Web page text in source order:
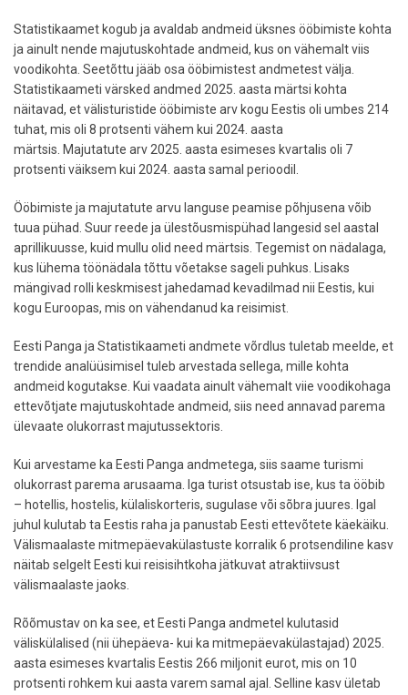
Statistikaamet kogub ja avaldab andmeid üksnes ööbimiste kohta
ja ainult nende majutuskohtade andmeid, kus on vähemalt viis
voodikohta. Seetõttu jääb osa ööbimistest andmetest välja.
Statistikaameti värsked andmed 2025. aasta märtsi kohta
näitavad, et välisturistide ööbimiste arv kogu Eestis oli umbes 214
tuhat, mis oli 8 protsenti vähem kui 2024. aasta
märtsis. Majutatute arv 2025. aasta esimeses kvartalis oli 7
protsenti väiksem kui 2024. aasta samal perioodil.
Ööbimiste ja majutatute arvu languse peamise põhjusena võib
tuua pühad. Suur reede ja ülestõusmispühad langesid sel aastal
aprillikuusse, kuid mullu olid need märtsis. Tegemist on nädalaga,
kus lühema töönädala tõttu võetakse sageli puhkus. Lisaks
mängivad rolli keskmisest jahedamad kevadilmad nii Eestis, kui
kogu Euroopas, mis on vähendanud ka reisimist.
Eesti Panga ja Statistikaameti andmete võrdlus tuletab meelde, et
trendide analüüsimisel tuleb arvestada sellega, mille kohta
andmeid kogutakse. Kui vaadata ainult vähemalt viie voodikohaga
ettevõtjate majutuskohtade andmeid, siis need annavad parema
ülevaate olukorrast majutussektoris.
Kui arvestame ka Eesti Panga andmetega, siis saame turismi
olukorrast parema arusaama. Iga turist otsustab ise, kus ta ööbib
– hotellis, hostelis, külaliskorteris, sugulase või sõbra juures. Igal
juhul kulutab ta Eestis raha ja panustab Eesti ettevõtete käekäiku.
Välismaalaste mitmepäevakülastuste korralik 6 protsendiline kasv
näitab selgelt Eesti kui reisisihtkoha jätkuvat atraktiivsust
välismaalaste jaoks.
Rõõmustav on ka see, et Eesti Panga andmetel kulutasid
väliskülalised (nii ühepäeva- kui ka mitmepäevakülastajad) 2025.
aasta esimeses kvartalis Eestis 266 miljonit eurot, mis on 10
protsenti rohkem kui aasta varem samal ajal. Selline kasv ületab